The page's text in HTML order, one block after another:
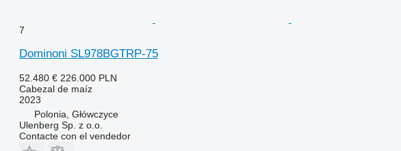
7
Dominoni SL978BGTRP-75
52.480 € 226.000 PLN
Cabezal de maíz
2023
Polonia, Główczyce
Ulenberg Sp. z o.o.
Contacte con el vendedor